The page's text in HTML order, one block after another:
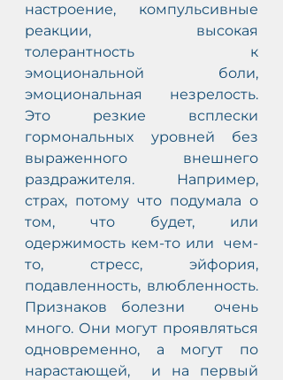
настроение, компульсивные
реакции, высокая
толерантность к
эмоциональной боли,
эмоциональная незрелость.
Это резкие всплески
гормональных уровней без
выраженного внешнего
раздражителя. Например,
страх, потому что подумала о
том, что будет, или
одержимость кем-то или  чем-
то, стресс, эйфория,
подавленность, влюбленность.
Признаков болезни  очень
много. Они могут проявляться
одновременно, а могут по
нарастающей,  и на первый